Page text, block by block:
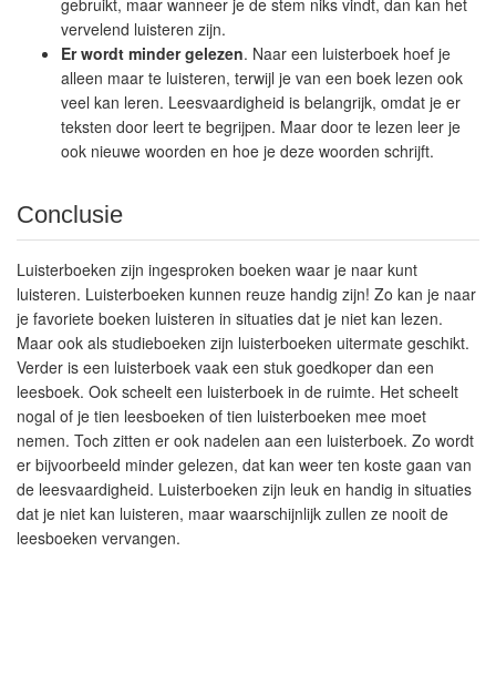
gebruikt, maar wanneer je de stem niks vindt, dan kan het
vervelend luisteren zijn.
Er wordt minder gelezen. Naar een luisterboek hoef je
alleen maar te luisteren, terwijl je van een boek lezen ook
veel kan leren. Leesvaardigheid is belangrijk, omdat je er
teksten door leert te begrijpen. Maar door te lezen leer je
ook nieuwe woorden en hoe je deze woorden schrijft.
Conclusie
Luisterboeken zijn ingesproken boeken waar je naar kunt
luisteren. Luisterboeken kunnen reuze handig zijn! Zo kan je naar
je favoriete boeken luisteren in situaties dat je niet kan lezen.
Maar ook als studieboeken zijn luisterboeken uitermate geschikt.
Verder is een luisterboek vaak een stuk goedkoper dan een
leesboek. Ook scheelt een luisterboek in de ruimte. Het scheelt
nogal of je tien leesboeken of tien luisterboeken mee moet
nemen. Toch zitten er ook nadelen aan een luisterboek. Zo wordt
er bijvoorbeeld minder gelezen, dat kan weer ten koste gaan van
de leesvaardigheid. Luisterboeken zijn leuk en handig in situaties
dat je niet kan luisteren, maar waarschijnlijk zullen ze nooit de
leesboeken vervangen.